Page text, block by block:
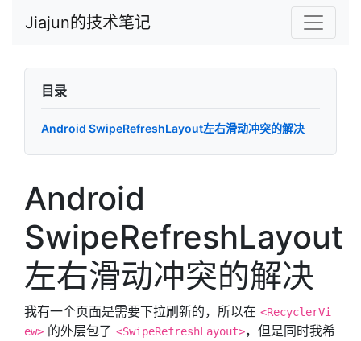
Jiajun的技术笔记
目录
Android SwipeRefreshLayout左右滑动冲突的解决
Android
SwipeRefreshLayout
左右滑动冲突的解决
我有一个页面是需要下拉刷新的，所以在 <RecyclerVi
ew> 的外层包了 <SwipeRefreshLayout>，但是同时我希